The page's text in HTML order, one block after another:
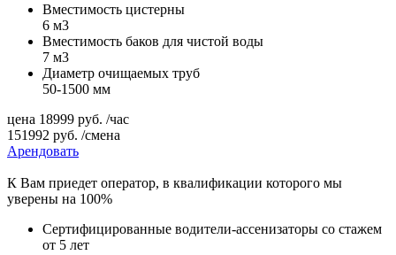
Вместимость цистерны
6 м3
Вместимость баков для чистой воды
7 м3
Диаметр очищаемых труб
50-1500 мм
цена 18999 руб. /час
151992 руб. /смена
Арендовать
К Вам приедет оператор, в квалификации которого мы
уверены на 100%
Сертифицированные водители-ассенизаторы со стажем
от 5 лет